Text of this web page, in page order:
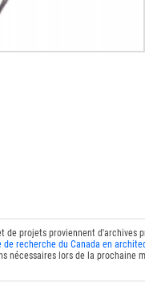
de projets proviennent
de recherche du Canada en
lors de la prochaine